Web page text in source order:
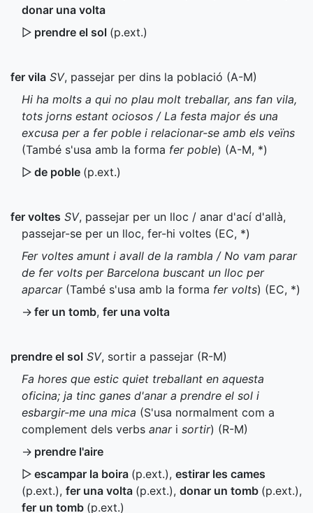
donar una volta
▷ prendre el sol (p.ext.)
fer vila SV, passejar per dins la població (A-M)
Hi ha molts a qui no plau molt treballar, ans fan vila,
tots jorns estant ociosos / La festa major és una
excusa per a fer poble i relacionar-se amb els veïns
(També s'usa amb la forma fer poble) (A-M, *)
▷ de poble (p.ext.)
fer voltes SV, passejar per un lloc / anar d'ací d'allà,
passejar-se per un lloc, fer-hi voltes (EC, *)
Fer voltes amunt i avall de la rambla / No vam parar
de fer volts per Barcelona buscant un lloc per
aparcar(També s'usa amb la forma fer volts) (EC, *)
→ fer un tomb, fer una volta
prendre el sol SV, sortir a passejar (R-M)
Fa hores que estic quiet treballant en aquesta
oficina; ja tinc ganes d'anar a prendre el sol i
esbargir-me una mica (S'usa normalment com a
complement dels verbs anari sortir) (R-M)
→ prendre l'aire
▷ escampar la boira (p.ext.), estirar les cames
(p.ext.), fer una volta (p.ext.), donar un tomb (p.ext.),
fer un tomb (p.ext.)